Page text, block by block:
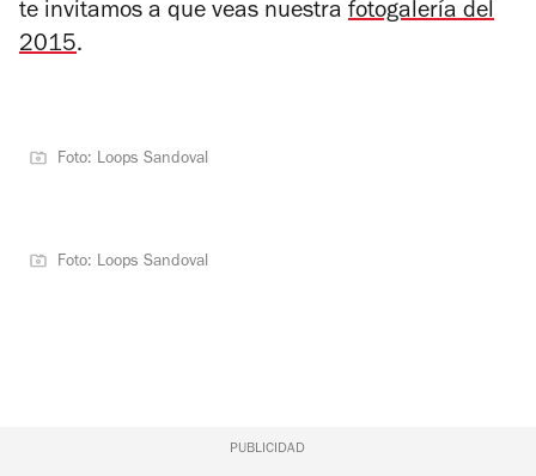
te invitamos a que veas nuestra fotogalería del
2015.
Foto: Loops Sandoval
Foto: Loops Sandoval
PUBLICIDAD